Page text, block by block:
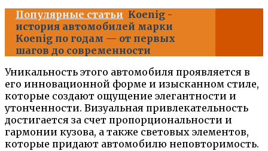
Популярные статьи Koenig -
история автомобилей марки
Koenig по годам — от первых
шагов до современности
Уникальность этого автомобиля проявляется в
его инновационной форме и изысканном стиле,
которые создают ощущение элегантности и
утонченности. Визуальная привлекательность
достигается за счет пропорциональности и
гармонии кузова, а также световых элементов,
которые придают автомобилю неповторимость.